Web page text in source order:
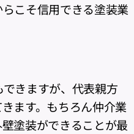
こそ信用できる塗装業
きますが、代表親方
ます。もちろん仲介業
塗装ができることが最